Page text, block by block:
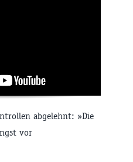
abgelehnt: »Die
vor